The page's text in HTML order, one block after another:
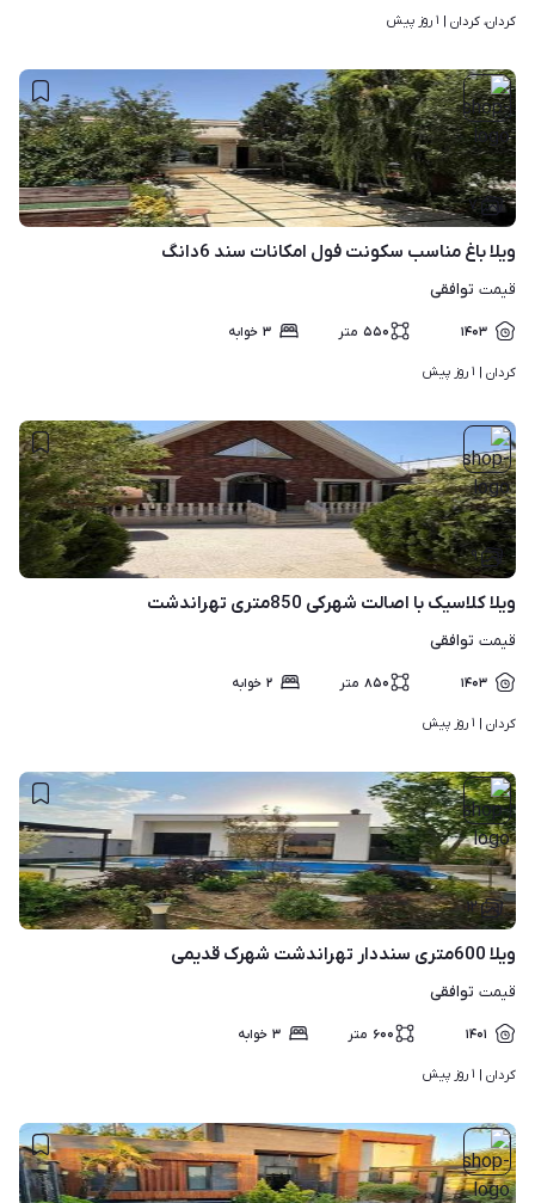
کردان، کردان | ۱ روز پیش
۷
ویلا باغ مناسب سکونت فول امکانات سند 6دانگ
قیمت توافقی
۱۴۰۳ ۵۵۰ متر ۳ خوابه
کردان | ۱ روز پیش
۹
ویلا کلاسیک با اصالت شهرکی 850متری تهراندشت
قیمت توافقی
۱۴۰۳ ۸۵۰ متر ۲ خوابه
کردان | ۱ روز پیش
۱۲
ویلا 600متری سنددار تهراندشت شهرک قدیمی
قیمت توافقی
۱۴۰۱ ۶۰۰ متر ۳ خوابه
کردان | ۱ روز پیش